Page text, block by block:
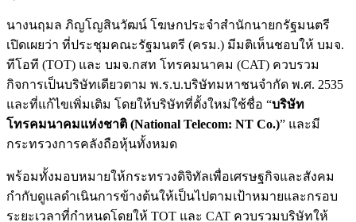
นางนฤมล ภิญโญสินวัฒน์ โฆษกประจำสำนักนายกรัฐมนตรี
เปิดเผยว่า ที่ประชุมคณะรัฐมนตรี (ครม.) มีมติเห็นชอบให้ บมจ.
ทีโอที (TOT) และ บมจ.กสท โทรคมนาคม (CAT) ควบรวม
กิจการเป็นบริษัทเดียวตาม พ.ร.บ.บริษัทมหาชนจำกัด พ.ศ. 2535
และที่แก้ไขเพิ่มเติม โดยให้บริษัทที่ตั้งใหม่ใช้ชื่อ “บริษัท
โทรคมนาคมแห่งชาติ (National Telecom: NT Co.)” และมี
กระทรวงการคลังถือหุ้นทั้งหมด
พร้อมทั้งมอบหมายให้กระทรวงดิจิทัลเพื่อเศรษฐกิจและสังคม
กำกับดูแลดำเนินการข้างต้นให้เป็นไปตามเป้าหมายและกรอบ
ระยะเวลาที่กำหนดโดยให้ TOT และ CAT ควบรวมบริษัทให้